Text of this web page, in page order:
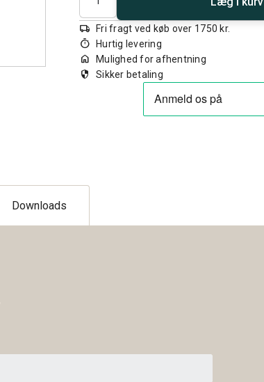
local_shipping Fri fragt ved køb over 1750 kr.
timer Hurtig levering
home Mulighed for afhentning
security Sikker betaling
Downloads